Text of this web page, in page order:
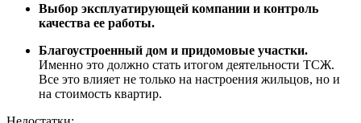
Выбор эксплуатирующей компании и контроль
качества ее работы.
Благоустроенный дом и придомовые участки.
Именно это должно стать итогом деятельности ТСЖ.
Все это влияет не только на настроения жильцов, но и
на стоимость квартир.